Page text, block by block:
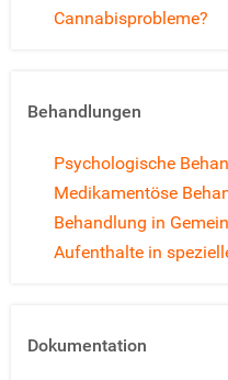
Cannabisprobleme?
Behandlungen
Psychologische
Medikamentöse
Behandlung in
Aufenthalte in
Dokumentation